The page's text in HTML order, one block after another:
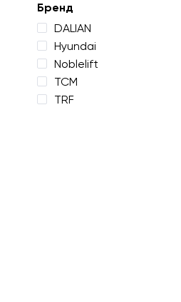
Бренд
DALIAN
Hyundai
Noblelift
TCM
TRF